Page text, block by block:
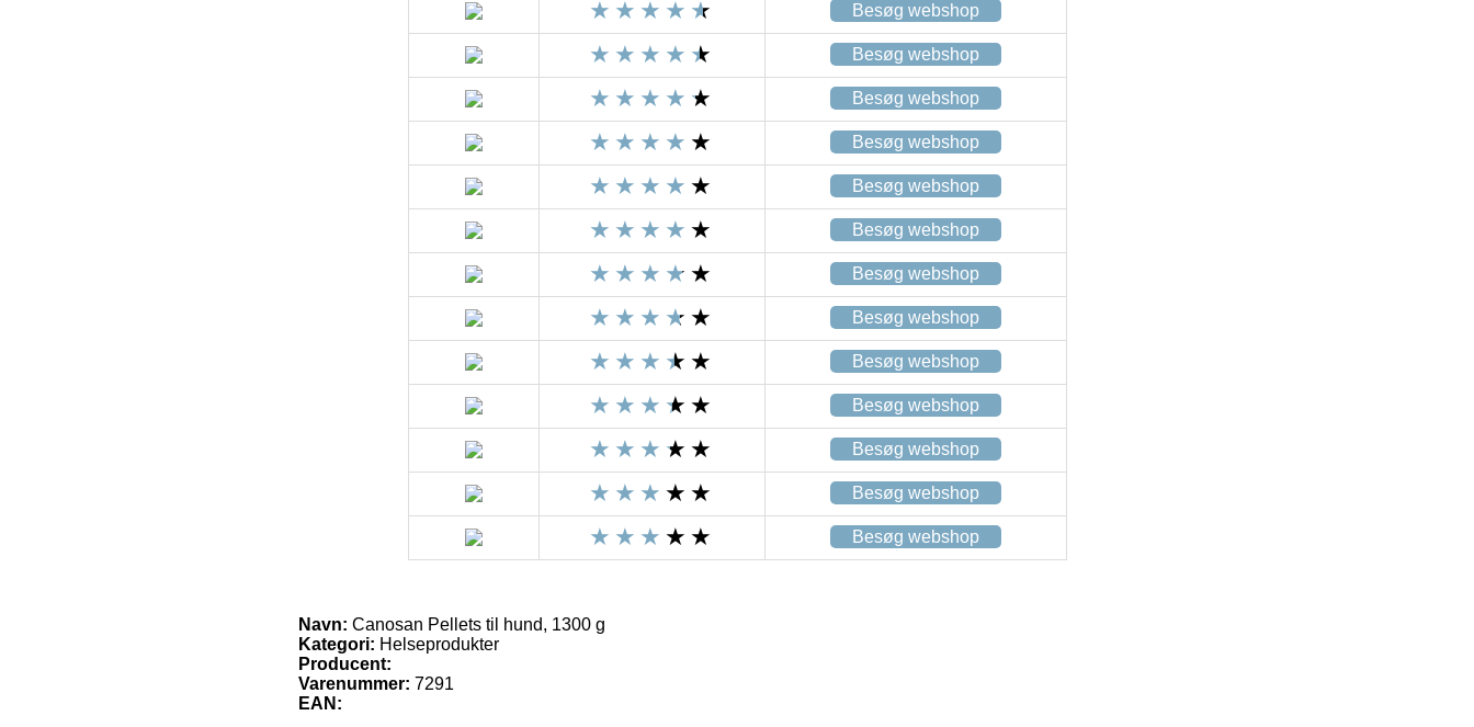
Besøg webshop
Besøg webshop
Besøg webshop
Besøg webshop
Besøg webshop
Besøg webshop
Besøg webshop
Besøg webshop
Besøg webshop
Besøg webshop
Besøg webshop
Besøg webshop
Besøg webshop
Navn: Canosan Pellets til hund, 1300 g
Kategori: Helseprodukter
Producent:
Varenummer: 7291
EAN: